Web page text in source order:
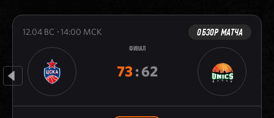
12.04 ВС 14:00 МСК ОБЗОР МАТЧА
ФИНАЛ
73:62